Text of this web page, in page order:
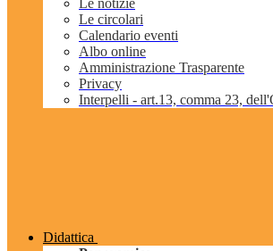
Le notizie
Le circolari
Calendario eventi
Albo online
Amministrazione Trasparente
Privacy
Interpelli - art.13, comma 23,
Didattica